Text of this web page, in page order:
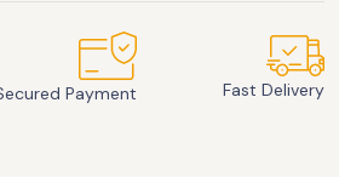
Fast Delivery
Payment